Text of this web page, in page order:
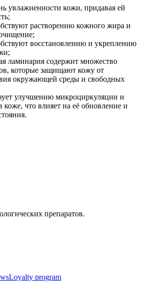
увлажненности кожи, придавая ей
растворению кожного жира и
восстановлению и укреплению
ламинария содержит множество
которые защищают кожу от
окружающей среды и свободных
улучшению микроциркуляции и
что влияет на её обновление и
препаратов.
Loyalty program